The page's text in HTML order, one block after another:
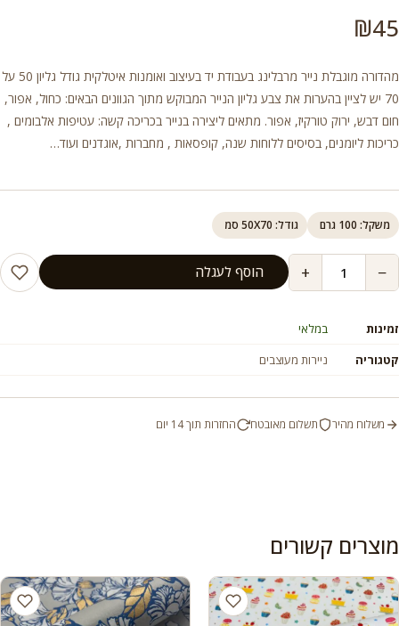
₪45
מהדורה מוגבלת נייר מרבלינג בעבודת יד בעיצוב ואומנות איטלקית גודל גליון 50 על
70 יש לציין בהערות את צבע גליון הנייר המבוקש מתוך הגוונים הבאים: כחול, אפור,
חום דבש, ירוק טורקיז, אפור. מתאים ליצירה בנייר בכריכה קשה: עטיפות אלבומים ,
כריכות ליומנים, בסיסים ללוחות שנה, קופסאות , מחברות ,אוגדנים ועוד…
משקל: 100 גרם גודל: 50X70 סמ
−
+ הוסף לעגלה
זמינות
במלאי
קטגוריה
ניירות מעוצבים
משלוח מהיר תשלום מאובטח החזרות תוך 14 יום
מוצרים קשורים